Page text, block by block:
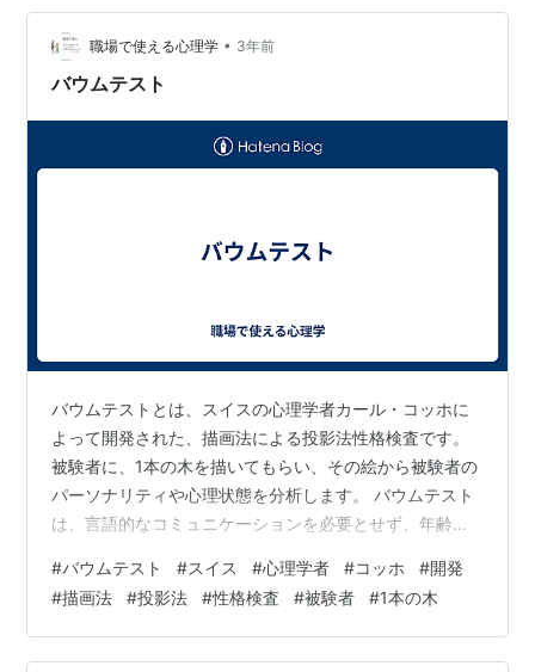
の成績や行動が向上する現象である。 ローゼンタールの
代表的な研究は、1966年に行われたピグマリオン効果に
関する研究で…
職場で使える心理学 • 3年前
バウムテスト
バウムテストとは、スイスの心理学者カール・コッホに
よって開発された、描画法による投影法性格検査です。
被験者に、1本の木を描いてもらい、その絵から被験者の
パーソナリティや心理状態を分析します。 バウムテスト
は、言語的なコミュニケーションを必要とせず、年齢や
ため、子どもから高齢者まで、さまざまな人々のパーソ
ナリティや心理状態を把握するために用いられていま
す。 バウムテストの解釈は、描かれた木の全体的な印
象、木の描かれた位置（空間的側面）、筆圧・ストロー
#バウムテスト #スイス #心理学者 #コッホ #開発
#描画法 #投影法 #性格検査 #被験者 #1本の木